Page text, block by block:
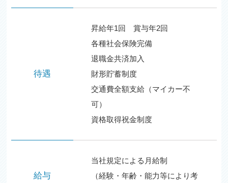
待遇
昇給年1回 賞与年2回
各種社会保険完備
退職金共済加入
財形貯蓄制度
交通費全額支給（マイカー不
可）
資格取得祝金制度
給与
当社規定による月給制
（経験・年齢・能力等により考